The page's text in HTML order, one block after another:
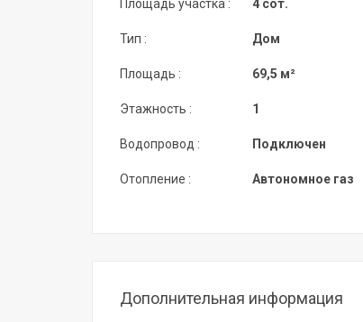
Площадь участка :
Тип :
Площадь :
Этажность :
Водопровод :
Отопление :
4 сот.
Дом
69,5 м²
1
Подключен
Автономное газ
Дополнительная информация